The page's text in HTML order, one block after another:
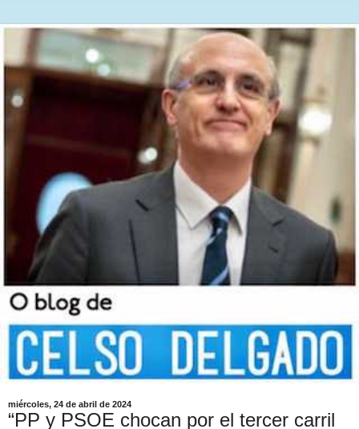
miércoles, 24 de abril de 2024
“PP y PSOE chocan por el tercer carril